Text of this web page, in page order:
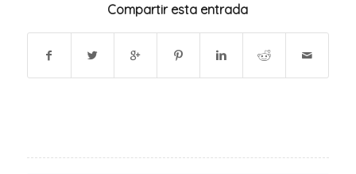
Compartir esta entrada